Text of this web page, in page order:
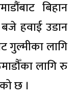
बिहान
बजे हवाई उडान
गुल्मीका लागि
लागि रु
छ ।